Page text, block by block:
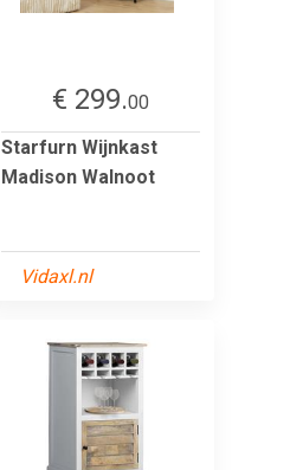
€ 299.00
Starfurn Wijnkast
Madison Walnoot
Vidaxl.nl